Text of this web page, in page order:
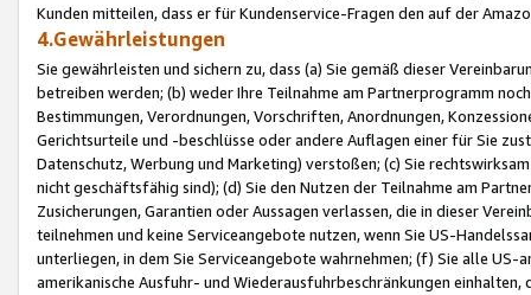
Kunden mitteilen, dass er für Kundenservice-Fragen den auf der
4.Gewährleistungen
Sie gewährleisten und sichern zu, dass (a) Sie gemäß dieser
betreiben werden; (b) weder Ihre Teilnahme am Partnerprogramm
Bestimmungen, Verordnungen, Vorschriften, Anordnungen,
Gerichtsurteile und -beschlüsse oder andere Auflagen einer für Sie
Datenschutz, Werbung und Marketing) verstoßen; (c) Sie
nicht geschäftsfähig sind); (d) Sie den Nutzen der Teilnahme am
Zusicherungen, Garantien oder Aussagen verlassen, die in dieser
teilnehmen und keine Serviceangebote nutzen, wenn Sie US-
unterliegen, in dem Sie Serviceangebote wahrnehmen; (f) Sie alle
amerikanische Ausfuhr- und Wiederausfuhrbeschränkungen